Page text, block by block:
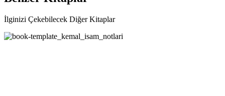
İlginizi Çekebilecek Diğer Kitaplar